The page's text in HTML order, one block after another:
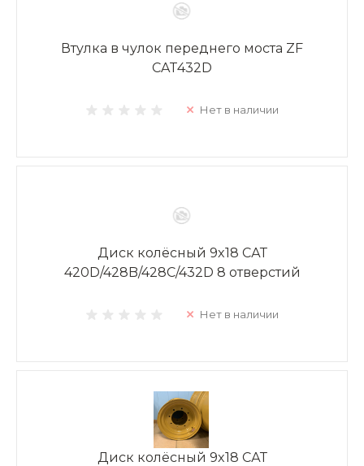
Втулка в чулок переднего моста ZF
CAT432D
Нет в наличии
Диск колёсный 9x18 САТ
420D/428B/428C/432D 8 отверстий
Нет в наличии
Диск колёсный 9x18 САТ